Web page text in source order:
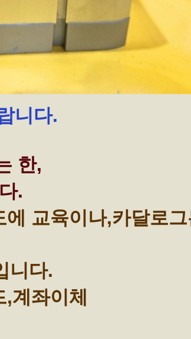
니다.
한,
.
교육이나,카달로
니다.
계좌이체